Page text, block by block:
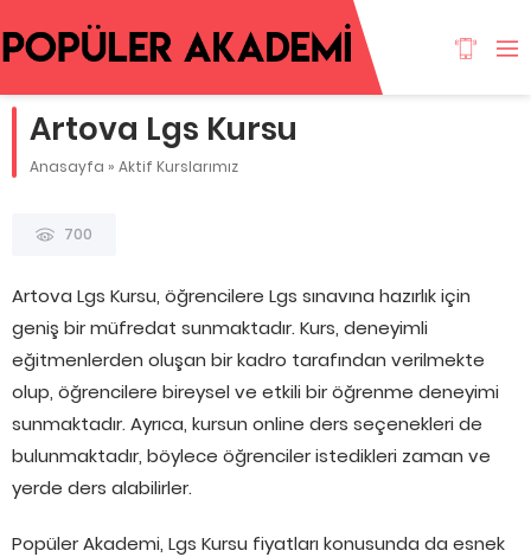
Artova Lgs Kursu
Anasayfa » Aktif Kurslarımız
700
Artova Lgs Kursu, öğrencilere Lgs sınavına hazırlık için
geniş bir müfredat sunmaktadır. Kurs, deneyimli
eğitmenlerden oluşan bir kadro tarafından verilmekte
olup, öğrencilere bireysel ve etkili bir öğrenme deneyimi
sunmaktadır. Ayrıca, kursun online ders seçenekleri de
bulunmaktadır, böylece öğrenciler istedikleri zaman ve
yerde ders alabilirler.
Popüler Akademi, Lgs Kursu fiyatları konusunda da esnek